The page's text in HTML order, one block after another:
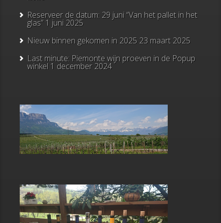
Reserveer de datum: 29 juni “Van het pallet in het
glas” 1 juni 2025
Nieuw binnen gekomen in 2025 23 maart 2025
Last minute: Piemonte wijn proeven in de Popup
winkel 1 december 2024